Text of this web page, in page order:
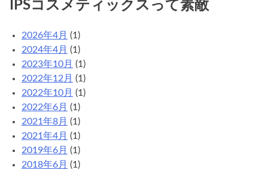
IPSコスメティックスって素敵
2026年4月 (1)
2024年4月 (1)
2023年10月 (1)
2022年12月 (1)
2022年10月 (1)
2022年6月 (1)
2021年8月 (1)
2021年4月 (1)
2019年6月 (1)
2018年6月 (1)